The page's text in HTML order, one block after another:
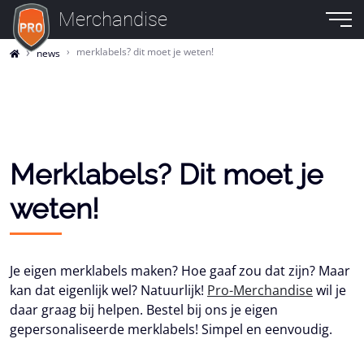
Merchandise
news merklabels? dit moet je weten!
Merklabels? Dit moet je
weten!
Je eigen merklabels maken? Hoe gaaf zou dat zijn? Maar
kan dat eigenlijk wel? Natuurlijk! Pro-Merchandisewil je
daar graag bij helpen. Bestel bij ons je eigen
gepersonaliseerde merklabels! Simpel en eenvoudig.